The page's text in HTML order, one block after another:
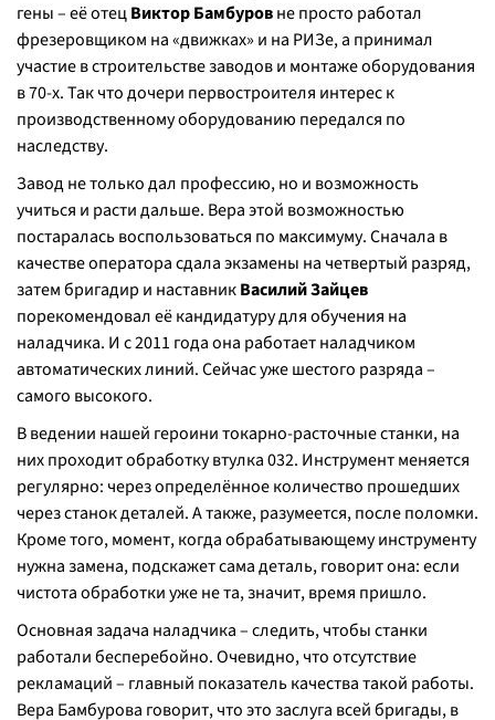
гены – её отецВиктор Бамбуровне просто работал
фрезеровщиком на «движках» и на РИЗе, а принимал
участие в строительстве заводов и монтаже оборудования
в 70-х. Так что дочери первостроителя интерес к
производственному оборудованию передался по
наследству.
Завод не только дал профессию, но и возможность
учиться и расти дальше. Вера этой возможностью
постаралась воспользоваться по максимуму. Сначала в
качестве оператора сдала экзамены на четвертый разряд,
затем бригадир и наставникВасилий Зайцев
порекомендовал её кандидатуру для обучения на
наладчика. И с 2011 года она работает наладчиком
автоматических линий. Сейчас уже шестого разряда –
самого высокого.
В ведении нашей героини токарно-расточные станки, на
них проходит обработку втулка 032. Инструмент меняется
регулярно: через определённое количество прошедших
через станок деталей. А также, разумеется, после поломки.
Кроме того, момент, когда обрабатывающему инструменту
нужна замена, подскажет сама деталь, говорит она: если
чистота обработки уже не та, значит, время пришло.
Основная задача наладчика – следить, чтобы станки
работали бесперебойно. Очевидно, что отсутствие
рекламаций – главный показатель качества такой работы.
Вера Бамбурова говорит, что это заслуга всей бригады, в